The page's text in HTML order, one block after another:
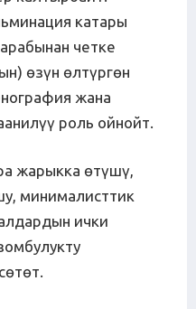
катары
четке
өзүн өлтүргөн
жана
роль ойнойт.
жарыкка өтүшү,
минималисттик
ички